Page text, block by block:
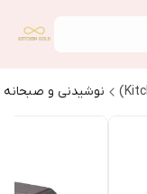
نوشیدنی و صبحانه